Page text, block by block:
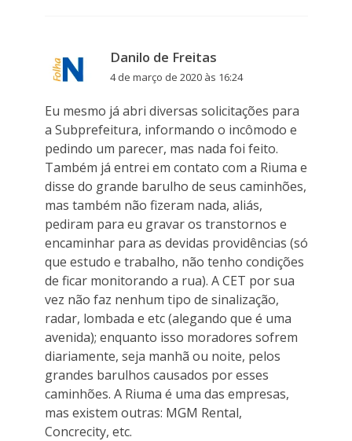
Danilo de Freitas
4 de março de 2020 às 16:24
Eu mesmo já abri diversas solicitações para
a Subprefeitura, informando o incômodo e
pedindo um parecer, mas nada foi feito.
Também já entrei em contato com a Riuma e
disse do grande barulho de seus caminhões,
mas também não fizeram nada, aliás,
pediram para eu gravar os transtornos e
encaminhar para as devidas providências (só
que estudo e trabalho, não tenho condições
de ficar monitorando a rua). A CET por sua
vez não faz nenhum tipo de sinalização,
radar, lombada e etc (alegando que é uma
avenida); enquanto isso moradores sofrem
diariamente, seja manhã ou noite, pelos
grandes barulhos causados por esses
caminhões. A Riuma é uma das empresas,
mas existem outras: MGM Rental,
Concrecity, etc.